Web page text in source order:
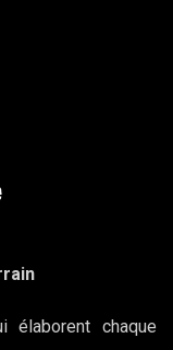
élaborent chaque